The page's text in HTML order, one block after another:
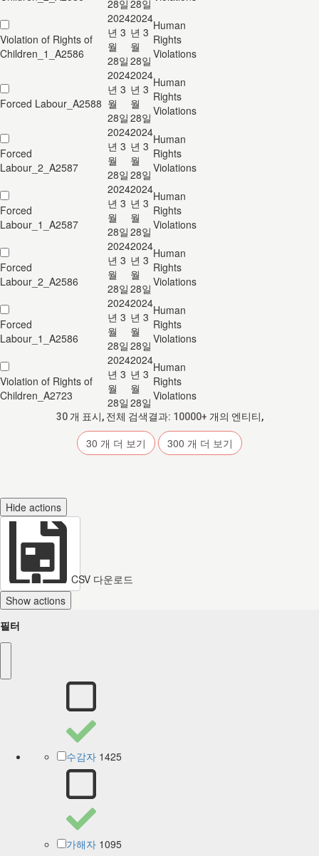
28일 28일
Violation of Rights of
Children_1_A2586
2024
년 3
월
28일
2024
년 3
월
28일
Human
Rights
Violations
Forced Labour_A2588
2024
년 3
월
28일
2024
년 3
월
28일
Human
Rights
Violations
Forced
Labour_2_A2587
2024
년 3
월
28일
2024
년 3
월
28일
Human
Rights
Violations
Forced
Labour_1_A2587
2024
년 3
월
28일
2024
년 3
월
28일
Human
Rights
Violations
Forced
Labour_2_A2586
2024
년 3
월
28일
2024
년 3
월
28일
Human
Rights
Violations
Forced
Labour_1_A2586
2024
년 3
월
28일
2024
년 3
월
28일
Human
Rights
Violations
Violation of Rights of
Children_A2723
2024
년 3
월
28일
2024
년 3
월
28일
Human
Rights
Violations
30 개 표시, 전체 검색결과: 10000+ 개의 엔티티,
30 개 더 보기 300 개 더 보기
Hide actions
CSV 다운로드
Show actions
필터
수감자 1425
가해자 1095